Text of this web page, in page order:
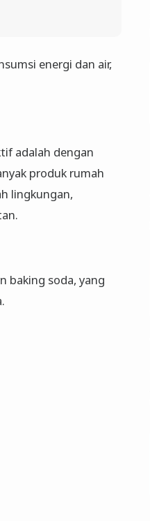
energi dan air,
adalah dengan
produk rumah
lingkungan,
baking soda, yang